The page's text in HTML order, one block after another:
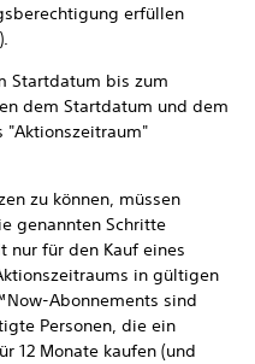
erfüllen
bis zum
dem Startdatum und dem
"Aktionszeitraum"
zu können, müssen
genannten Schritte
für den Kauf eines
in gültigen
Abonnements sind
Personen, die ein
12 Monate kaufen (und